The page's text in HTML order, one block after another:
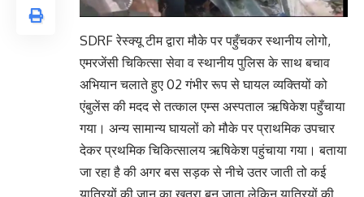
SDRF रेस्क्यू टीम द्वारा मौके पर पहुँचकर स्थानीय लोगो,
एमरजेंसी चिकित्सा सेवा व स्थानीय पुलिस के साथ बचाव
अभियान चलाते हुए 02 गंभीर रूप से घायल व्यक्तियों को
एंबुलेंस की मदद से तत्काल एम्स अस्पताल ऋषिकेश पहुँचाया
गया। अन्य सामान्य घायलों को मौके पर प्राथमिक उपचार
देकर प्रथमिक चिकित्सालय ऋषिकेश पहुंचाया गया। बताया
जा रहा है की अगर बस सड़क से नीचे उतर जाती तो कई